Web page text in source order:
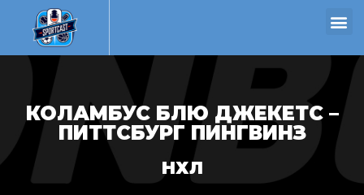
КОЛАМБУС БЛЮ ДЖЕКЕТС –
ПИТТСБУРГ ПИНГВИНЗ
НХЛ